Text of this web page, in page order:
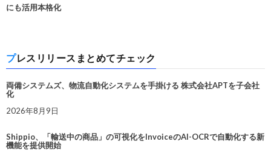
にも活用本格化
プレスリリースまとめてチェック
両備システムズ、物流自動化システムを手掛ける 株式会社APTを子会社
化
2026年8月9日
Shippio、「輸送中の商品」の可視化をInvoiceのAI-OCRで自動化する新
機能を提供開始